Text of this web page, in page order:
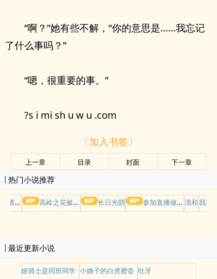
“啊？”她有些不解，“你的意思是……我忘记
了什么事吗？”
“嗯，很重要的事。”
?s i mi sh u w u .com
〔加入书签〕
上一章 目录 封面 下一章
热门小说推荐
摆好 高岭之花被权贵轮了后 长日光阴 参加直播做爱综艺后我火了(NPH) 清和我在
最近更新小说
姬骑士是同班同学 小姨子的白虎蜜壶 吐牙